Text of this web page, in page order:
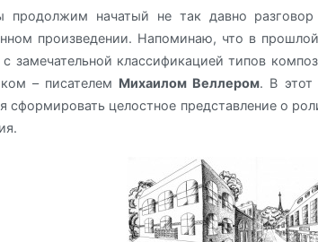
продолжим начатый не так давно
произведении. Напоминаю, что в
с замечательной классификацией типов
– писателем Михаилом Веллером. В этот
сформировать целостное представление о